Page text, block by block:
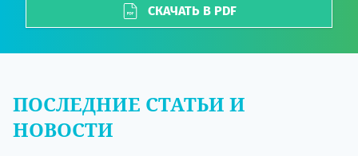
СКАЧАТЬ В PDF
ПОСЛЕДНИЕ СТАТЬИ И
НОВОСТИ